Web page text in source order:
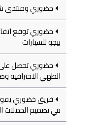
خضوري ومنتدى
خضوري توقع
بيجو للسيارات
خضوري تحصل على
الطهي الاحترافية
فريق خضوري يفوز
في تصميم الحملات